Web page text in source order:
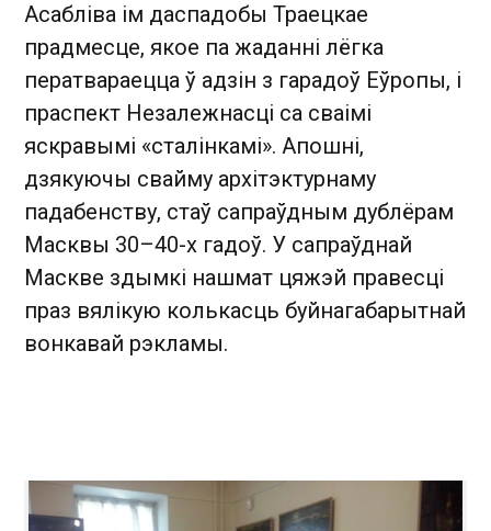
Асабліва ім даспадобы Траецкае
прадмесце, якое па жаданні лёгка
ператвараецца ў адзін з гарадоў Еўропы, і
праспект Незалежнасці са сваімі
яскравымі «сталінкамі». Апошні,
дзякуючы свайму архітэктурнаму
падабенству, стаў сапраўдным дублёрам
Масквы 30–40-х гадоў. У сапраўднай
Маскве здымкі нашмат цяжэй правесці
праз вялікую колькасць буйнагабарытнай
вонкавай рэкламы.